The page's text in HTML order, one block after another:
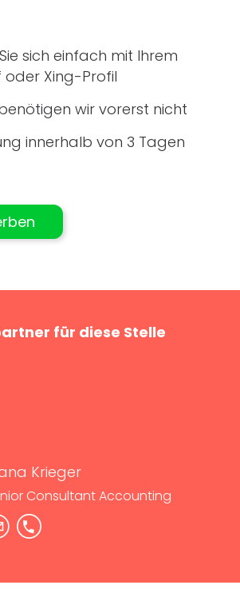
sich einfach mit Ihrem
oder Xing-Profil
wir vorerst nicht
innerhalb von 3 Tagen
für diese Stelle
Krieger
Consultant Accounting